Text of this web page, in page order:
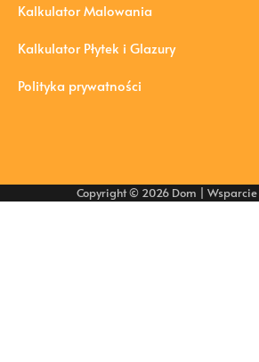
Kalkulator Malowania
Kalkulator Płytek i Glazury
Polityka prywatności
Copyright © 2026 Dom | Wsparcie